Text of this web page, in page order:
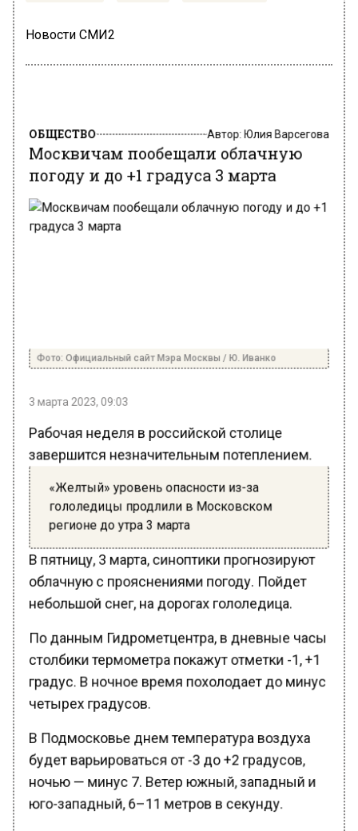
Новости СМИ2
Москвичам пообещали облачную
погоду и до +1 градуса 3 марта
Рабочая неделя в российской столице
завершится незначительным потеплением.
«Желтый» уровень опасности из-за
гололедицы продлили в Московском
регионе до утра 3 марта
В пятницу, 3 марта, синоптики прогнозируют
облачную с прояснениями погоду. Пойдет
небольшой снег, на дорогах гололедица.
По данным Гидрометцентра, в дневные часы
столбики термометра покажут отметки -1, +1
градус. В ночное время похолодает до минус
четырех градусов.
В Подмосковье днем температура воздуха
будет варьироваться от -3 до +2 градусов,
ночью — минус 7. Ветер южный, западный и
юго-западный, 6–11 метров в секунду.